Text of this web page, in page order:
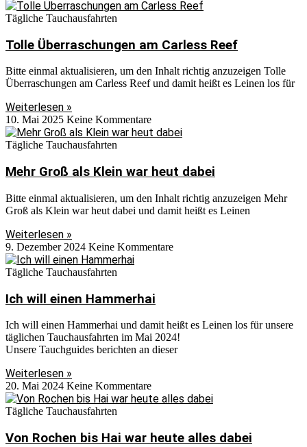
Tägliche Tauchausfahrten
Tolle Überraschungen am Carless Reef
Bitte einmal aktualisieren, um den Inhalt richtig anzuzeigen Tolle
Überraschungen am Carless Reef und damit heißt es Leinen los für
Weiterlesen »
10. Mai 2025 Keine Kommentare
Tägliche Tauchausfahrten
Mehr Groß als Klein war heut dabei
Bitte einmal aktualisieren, um den Inhalt richtig anzuzeigen Mehr
Groß als Klein war heut dabei und damit heißt es Leinen
Weiterlesen »
9. Dezember 2024 Keine Kommentare
Tägliche Tauchausfahrten
Ich will einen Hammerhai
Ich will einen Hammerhai und damit heißt es Leinen los für unsere
täglichen Tauchausfahrten im Mai 2024!
Unsere Tauchguides berichten an dieser
Weiterlesen »
20. Mai 2024 Keine Kommentare
Tägliche Tauchausfahrten
Von Rochen bis Hai war heute alles dabei